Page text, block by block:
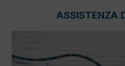
ASSISTENZA